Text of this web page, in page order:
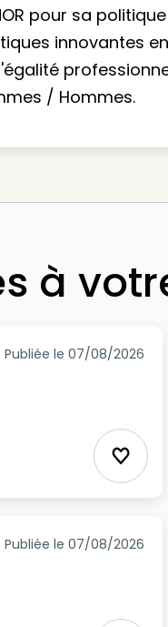
pour sa
innovantes
/ Hommes.
à
Publiée le 07/08/2026
Publiée le 07/08/2026